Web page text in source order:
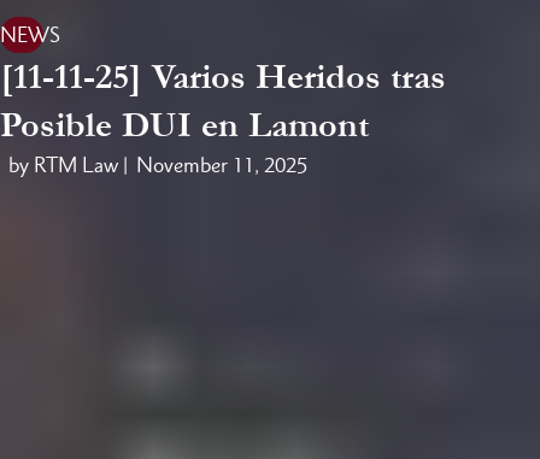
NEWS
[11-11-25] Varios Heridos tras
Posible DUI en Lamont
by RTM Law | November 11, 2025